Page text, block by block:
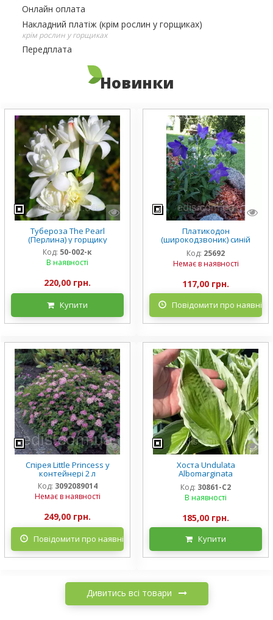
Онлайн оплата
Накладний платіж (крім рослин у горщиках)
крім рослин у горщиках
Передплата
Новинки
Тубероза The Pearl
(Перлина) у горщику
Код: 50-002-к
В наявності
220,00 грн.
Купити
Платикодон
(широкодзвоник) синій
низькорослий Mariesii у
горщику
Код: 25692
Немає в наявності
117,00 грн.
Повідомити про
Спірея Little Princess у
контейнері 2 л
Код: 3092089014
Немає в наявності
249,00 грн.
Повідомити про наявність
Хоста Undulata
Albomarginata
(Альбомарджината)
контейнер 2 л, 3/+ розетки
Код: 30861-С2
В наявності
185,00 грн.
Купити
Дивитись всі товари